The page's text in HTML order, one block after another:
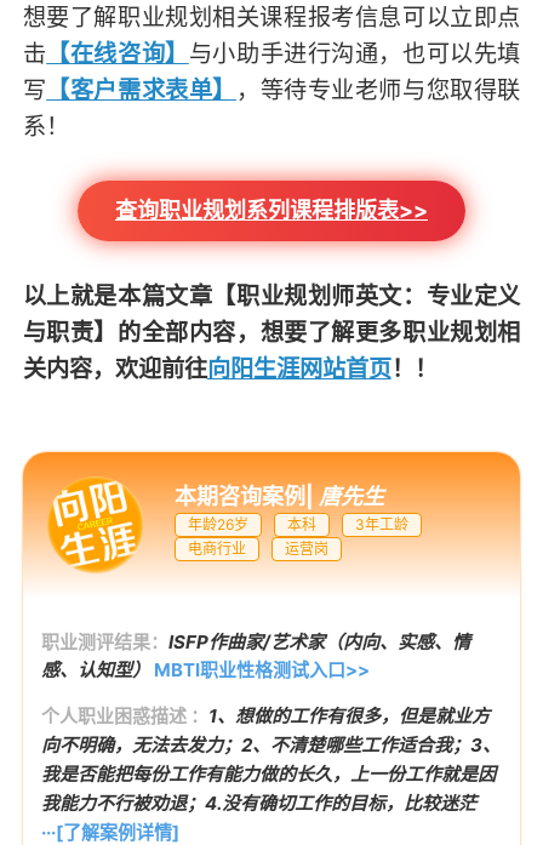
想要了解职业规划相关课程报考信息可以立即点
击 【在线咨询】 与小助手进行沟通，也可以先填
写 【客户需求表单】
，等待专业老师与您取得联
系！
查询职业规划系列课程排版表>>
以上就是本篇文章 【职业规划师英文：专业定义
与职责】 的全部内容，想要了解更多职业规划相
关内容，欢迎前往向阳生涯网站首页！！
本期咨询案例 唐先生
年龄26岁 本科
3年工龄
电商行业
运营岗
职业测评结果： ISFP作曲家/艺术家（内向、实感、情
感、认知型）
MBTI职业性格测试入口>>
个人职业困惑描述 ： 1、想做的工作有很多，但是就业方
向不明确，无法去发力；2、不清楚哪些工作适合我；3、
我是否能把每份工作有能力做的长久，上一份工作就是因
我能力不行被劝退；4.没有确切工作的目标，比较迷茫
···[了解案例详情]